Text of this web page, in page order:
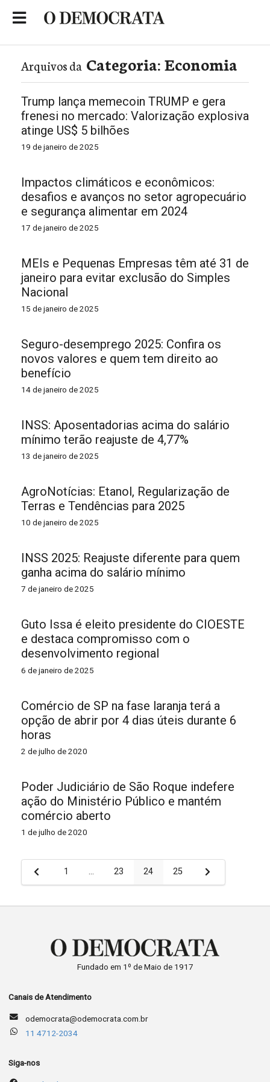
Arquivos da Categoria:Economia
Trump lança memecoin TRUMP e gera
frenesi no mercado: Valorização explosiva
atinge US$ 5 bilhões
19 de janeiro de 2025
Impactos climáticos e econômicos:
desafios e avanços no setor agropecuário
e segurança alimentar em 2024
17 de janeiro de 2025
MEIs e Pequenas Empresas têm até 31 de
janeiro para evitar exclusão do Simples
Nacional
15 de janeiro de 2025
Seguro-desemprego 2025: Confira os
novos valores e quem tem direito ao
benefício
14 de janeiro de 2025
INSS: Aposentadorias acima do salário
mínimo terão reajuste de 4,77%
13 de janeiro de 2025
AgroNotícias: Etanol, Regularização de
Terras e Tendências para 2025
10 de janeiro de 2025
INSS 2025: Reajuste diferente para quem
ganha acima do salário mínimo
7 de janeiro de 2025
Guto Issa é eleito presidente do CIOESTE
e destaca compromisso com o
desenvolvimento regional
6 de janeiro de 2025
Comércio de SP na fase laranja terá a
opção de abrir por 4 dias úteis durante 6
horas
2 de julho de 2020
Poder Judiciário de São Roque indefere
ação do Ministério Público e mantém
comércio aberto
1 de julho de 2020
Paginação
de
1 … 23 24 25
Fundado em 1º de Maio de 1917
Canais de Atendimento
odemocrata@odemocrata.com.br
11 4712-2034
Siga-nos